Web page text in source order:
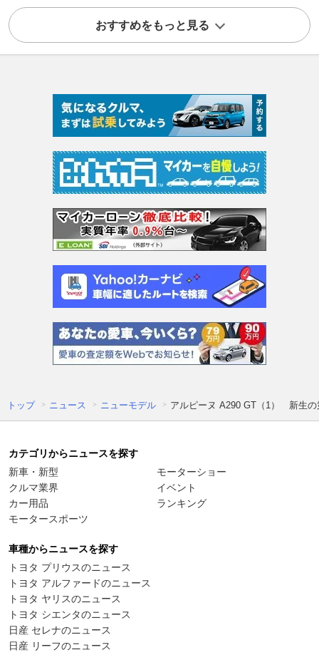
おすすめをもっと見る
トップ ニュース ニューモデル アルピーヌ A290 GT（1） 新生
カテゴリからニュースを探す
新車・新型
クルマ業界
カー用品
モータースポーツ
モーターショー
イベント
ランキング
車種からニュースを探す
トヨタ プリウスのニュース
トヨタ アルファードのニュース
トヨタ ヤリスのニュース
トヨタ シエンタのニュース
日産 セレナのニュース
日産 リーフのニュース